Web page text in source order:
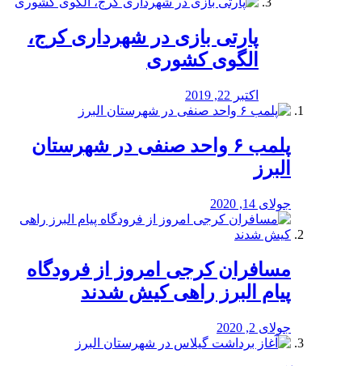
پارتی بازی در شهرداری کرج،
الگوی کشوری
اکتبر 22, 2019
پلمب ۶ واحد صنفی در شهرستان
البرز
جولای 14, 2020
مسافران کرجی امروز از فرودگاه
پیام البرز راهی کیش شدند
جولای 2, 2020